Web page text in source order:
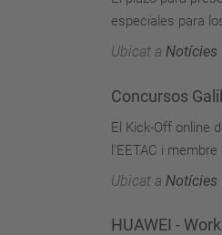
especiales para
Ubicat a Notícies
Concursos
El Kick-Off online
l'EETAC i membre
Ubicat a Notícies
HUAWEI -